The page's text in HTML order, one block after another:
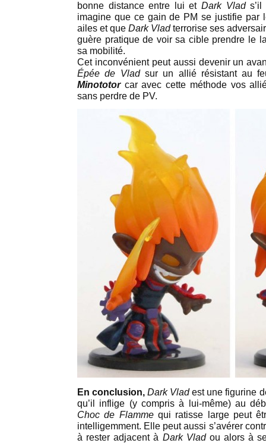
bonne distance entre lui etDark Vlads’il
imagine que ce gain de PM se justifie par
ailes et que Dark Vladterrorise ses
guère pratique de voir sa cible prendre le
sa mobilité.
Cet inconvénient peut aussi devenir un
Épée de Vladsur un allié résistant au
Minototorcar avec cette méthode vos
sans perdre de PV.
En conclusion, Dark Vladest une figurine
qu’il inflige (y compris à lui-même) au
Choc de Flammequi ratisse large peut
intelligemment. Elle peut aussi s’avérer
à rester adjacent à Dark Vladou alors à